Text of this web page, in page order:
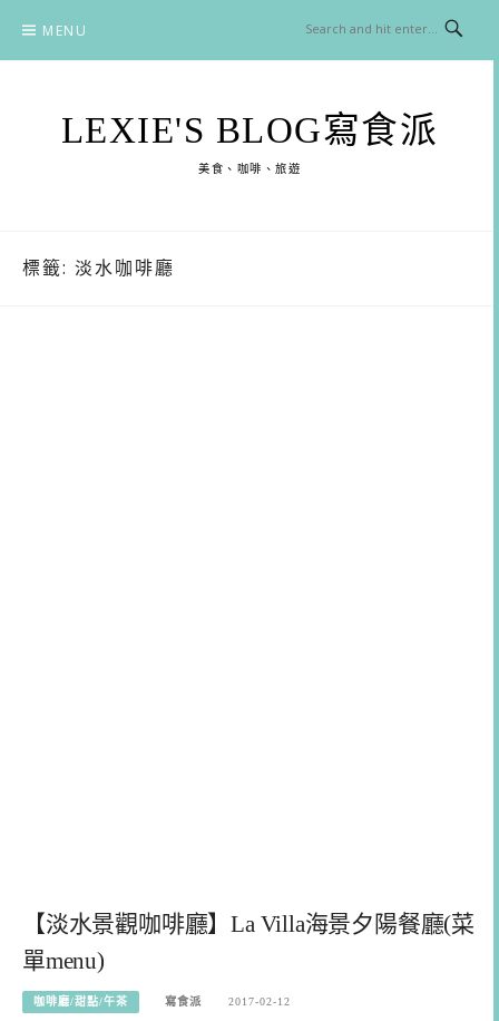
content
MENU
LEXIE'S BLOG寫食派
美食、咖啡、旅遊
標籤: 淡水咖啡廳
【淡水景觀咖啡廳】La Villa海景夕陽餐廳(菜
單menu)
咖啡廳/甜點/午茶 寫食派 2017-02-12